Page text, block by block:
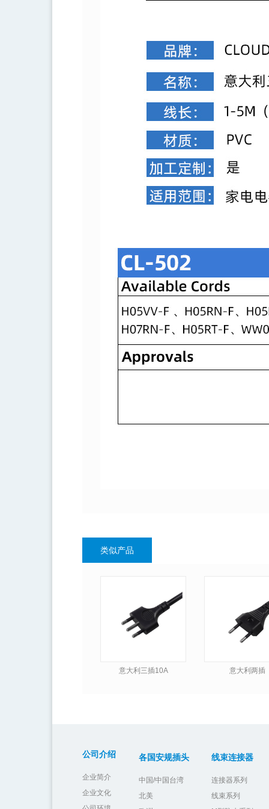
类似产品
意大利三插10A 意大利两插
公司介绍
企业简介
企业文化
各国安规插头
中国/中国台湾
北美
线束连接器
连接器系列
线束系列